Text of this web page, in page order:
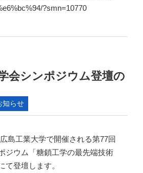
?smn=10770
会シンポジウム登壇の
知らせ
島工業大学で開催される第77回
ジウム「糖鎖工学の最先端技術
て登壇します。